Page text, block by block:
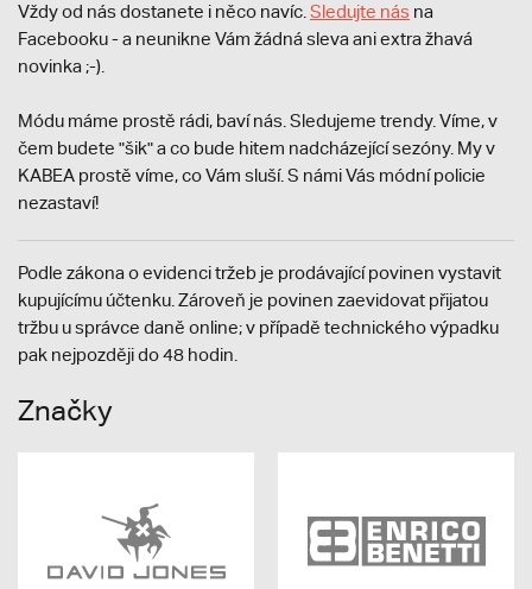
Vždy od nás dostanete i něco navíc. Sledujte nás na
Facebooku - a neunikne Vám žádná sleva ani extra žhavá
novinka ;-).
Módu máme prostě rádi, baví nás. Sledujeme trendy. Víme, v
čem budete "šik" a co bude hitem nadcházející sezóny. My v
KABEA prostě víme, co Vám sluší. S námi Vás módní policie
nezastaví!
Podle zákona o evidenci tržeb je prodávající povinen vystavit
kupujícímu účtenku. Zároveň je povinen zaevidovat přijatou
tržbu u správce daně online; v případě technického výpadku
pak nejpozději do 48 hodin.
Značky